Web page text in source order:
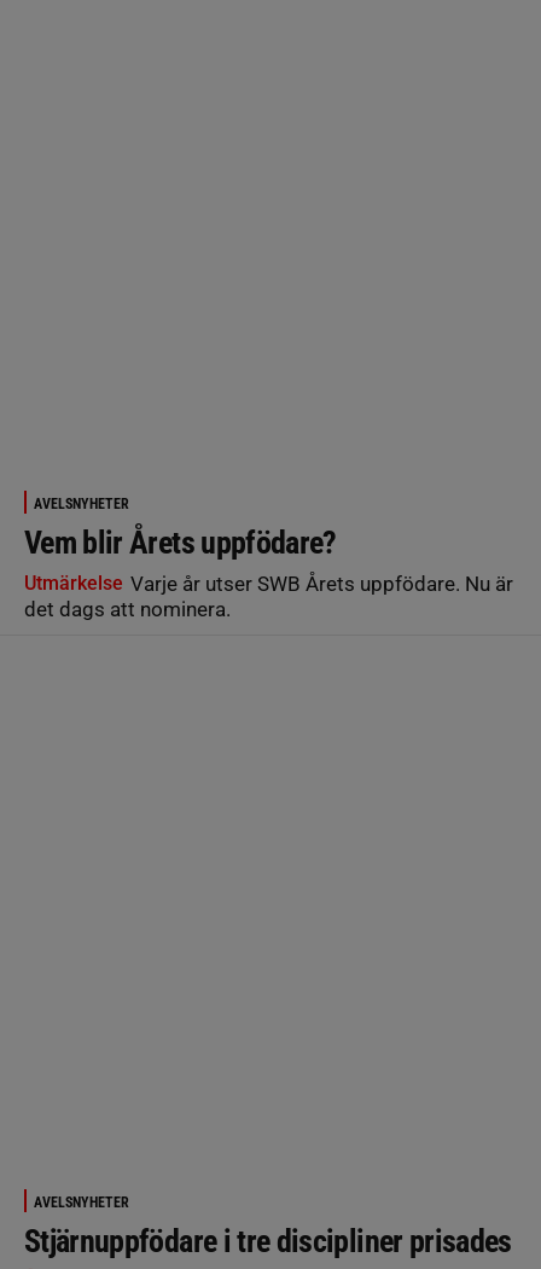
AVELSNYHETER
Vem blir Årets uppfödare?
Utmärkelse Varje år utser SWB Årets uppfödare. Nu är
det dags att nominera.
AVELSNYHETER
Stjärnuppfödare i tre discipliner prisades